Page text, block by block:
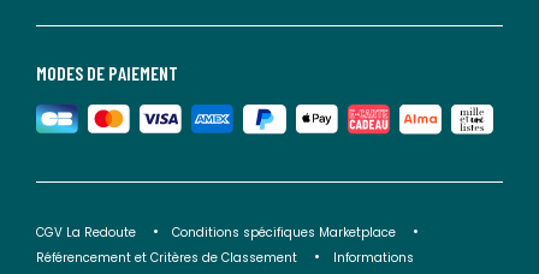
MODES DE PAIEMENT
CGV La Redoute
Conditions spécifiques Marketplace
Référencement et Critères de Classement
Informations